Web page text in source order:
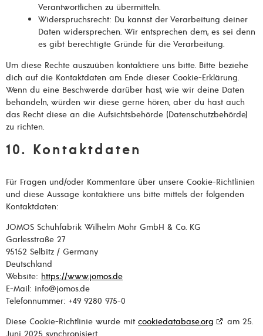
Verantwortlichen zu übermitteln.
Widerspruchsrecht: Du kannst der Verarbeitung deiner
Daten widersprechen. Wir entsprechen dem, es sei denn
es gibt berechtigte Gründe für die Verarbeitung.
Um diese Rechte auszuüben kontaktiere uns bitte. Bitte beziehe
dich auf die Kontaktdaten am Ende dieser Cookie-Erklärung.
Wenn du eine Beschwerde darüber hast, wie wir deine Daten
behandeln, würden wir diese gerne hören, aber du hast auch
das Recht diese an die Aufsichtsbehörde (Datenschutzbehörde)
zu richten.
10. Kontaktdaten
Für Fragen und/oder Kommentare über unsere Cookie-Richtlinien
und diese Aussage kontaktiere uns bitte mittels der folgenden
Kontaktdaten:
JOMOS Schuhfabrik Wilhelm Mohr GmbH & Co. KG
Garlesstraße 27
95152 Selbitz / Germany
Deutschland
Website: https://www.jomos.de
E-Mail: info@jomos.de
Telefonnummer: +49 9280 975-0
Diese Cookie-Richtlinie wurde mit cookiedatabase.org
am 25.
Juni 2025 synchronisiert.